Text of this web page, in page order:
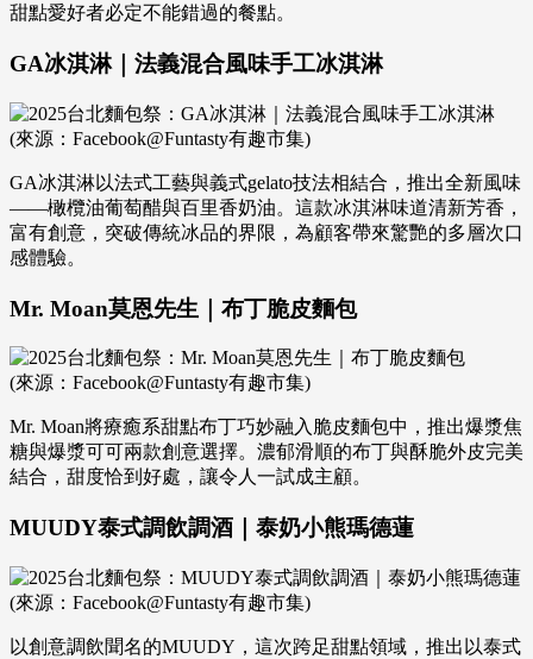
甜點愛好者必定不能錯過的餐點。
GA冰淇淋｜法義混合風味手工冰淇淋
(來源：Facebook@Funtasty有趣市集)
GA冰淇淋以法式工藝與義式gelato技法相結合，推出全新風味
——橄欖油葡萄醋與百里香奶油。這款冰淇淋味道清新芳香，
富有創意，突破傳統冰品的界限，為顧客帶來驚艷的多層次口
感體驗。
Mr. Moan莫恩先生｜布丁脆皮麵包
(來源：Facebook@Funtasty有趣市集)
Mr. Moan將療癒系甜點布丁巧妙融入脆皮麵包中，推出爆漿焦
糖與爆漿可可兩款創意選擇。濃郁滑順的布丁與酥脆外皮完美
結合，甜度恰到好處，讓令人一試成主顧。
MUUDY泰式調飲調酒｜泰奶小熊瑪德蓮
(來源：Facebook@Funtasty有趣市集)
以創意調飲聞名的MUUDY，這次跨足甜點領域，推出以泰式